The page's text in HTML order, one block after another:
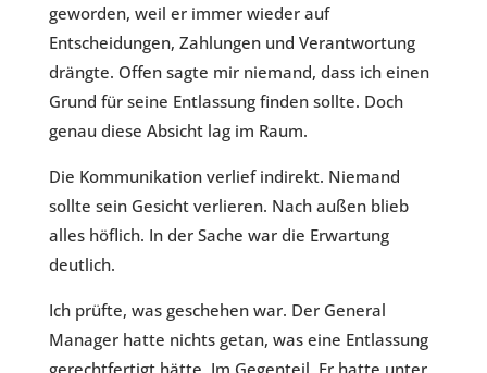
geworden, weil er immer wieder auf
Entscheidungen, Zahlungen und Verantwortung
drängte. Offen sagte mir niemand, dass ich einen
Grund für seine Entlassung finden sollte. Doch
genau diese Absicht lag im Raum.
Die Kommunikation verlief indirekt. Niemand
sollte sein Gesicht verlieren. Nach außen blieb
alles höflich. In der Sache war die Erwartung
deutlich.
Ich prüfte, was geschehen war. Der General
Manager hatte nichts getan, was eine Entlassung
gerechtfertigt hätte. Im Gegenteil. Er hatte unter